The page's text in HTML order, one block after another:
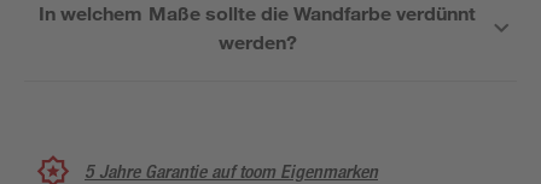
In welchem Maße sollte die Wandfarbe verdünnt
werden?
5 Jahre Garantie auf toom Eigenmarken